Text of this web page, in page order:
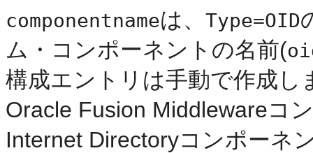
componentnameは、 Type=OID
ム・コンポーネントの名前(
構成エントリは手動で作成し
Oracle Fusion Middlewareコ
Internet Directoryコンポーネ